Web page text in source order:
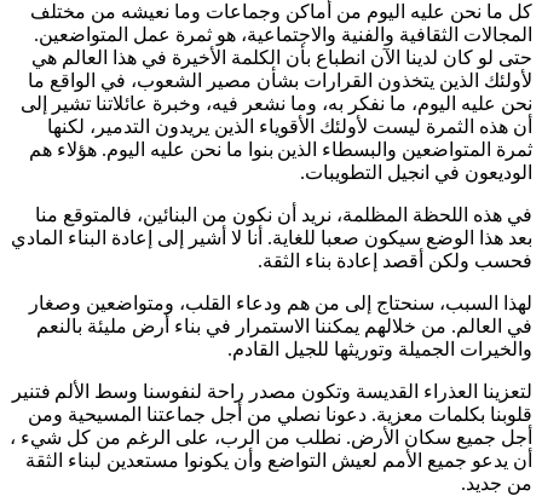
كل ما نحن عليه اليوم من أماكن وجماعات وما نعيشه من مختلف
المجالات الثقافية والفنية والاجتماعية، هو ثمرة عمل المتواضعين.
حتى لو كان لدينا الآن انطباع بأن الكلمة الأخيرة في هذا العالم هي
لأولئك الذين يتخذون القرارات بشأن مصير الشعوب، في الواقع ما
نحن عليه اليوم، ما نفكر به، وما نشعر فيه، وخبرة عائلاتنا تشير إلى
أن هذه الثمرة ليست لأولئك الأقوياء الذين يريدون التدمير، لكنها
ثمرة المتواضعين والبسطاء الذين بنوا ما نحن عليه اليوم. هؤلاء هم
الوديعون في انجيل التطويبات.
في هذه اللحظة المظلمة، نريد أن نكون من البنائين، فالمتوقع منا
بعد هذا الوضع سيكون صعبا للغاية. أنا لا أشير إلى إعادة البناء المادي
فحسب ولكن أقصد إعادة بناء الثقة.
لهذا السبب، سنحتاج إلى من هم ودعاء القلب، ومتواضعين وصغار
في العالم. من خلالهم يمكننا الاستمرار في بناء أرض مليئة بالنعم
والخيرات الجميلة وتوريثها للجيل القادم.
لتعزينا العذراء القديسة وتكون مصدر راحة لنفوسنا وسط الألم فتنير
قلوبنا بكلمات معزية. دعونا نصلي من أجل جماعتنا المسيحية ومن
أجل جميع سكان الأرض. نطلب من الرب، على الرغم من كل شيء ،
أن يدعو جميع الأمم لعيش التواضع وأن يكونوا مستعدين لبناء الثقة
من جديد.